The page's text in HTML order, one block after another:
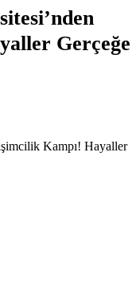
Gerçeğe